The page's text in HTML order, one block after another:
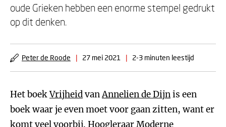
oude Grieken hebben een enorme stempel gedrukt
op dit denken.
Peter de Roode | 27 mei 2021 | 2-3 minuten leestijd
Het boekVrijheidvanAnnelien de Dijnis een
boek waar je even moet voor gaan zitten, want er
komt veel voorbij. Hoogleraar Moderne